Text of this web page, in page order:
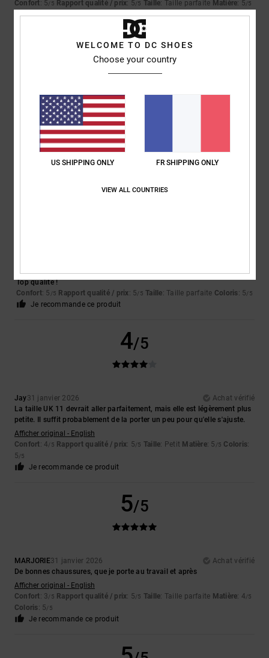
Confort: 5/5 Rapport qualité / prix: 5/5 Taille: Taille parfaite Matière: 5/5
Coloris: 5/5
5/5
Sébastien8 février 2026
Vraiment très confortable
Afficher original - Deutsch
/5
Didier3 février 2026
Achat vérifié
Top qualité !
Confort: 5 /5 Rapport qualité / prix: 5/5 Taille: Taille parfaite Coloris: 5/5
Je recommande ce produit
4/5
Jay31 janvier 2026
Achat vérifié
La taille UK 11 devrait aller parfaitement, mais elle est légèrement plus
petite. Il suffit probablement de la porter un peu pour qu'elle s'ajuste.
Afficher original - English
Confort: 4/5 Rapport qualité / prix: 5/5 Taille: Petit Matière: 5 /5 Coloris:
5/5
Je recommande ce produit
5/5
MARJORIE31 janvier 2026
Achat vérifié
De bonnes chaussures, que je porte au travail et après
Afficher original - English
Confort: 3/5 Rapport qualité / prix: 5/5 Taille: Taille parfaite Matière: 4/5
Coloris: 5/5
Je recommande ce produit
WELCOME TO DC SHOES
Choose your country
US SHIPPING ONLY FR SHIPPING ONLY
VIEW ALL COUNTRIES